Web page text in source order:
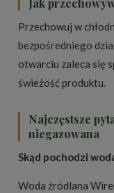
Jak
Przechowuj w
bezpośredniego
otwarciu zaleca się
świeżość produktu.
Najczęstsze
niegazowana
Skąd pochodzi
Woda źródlana